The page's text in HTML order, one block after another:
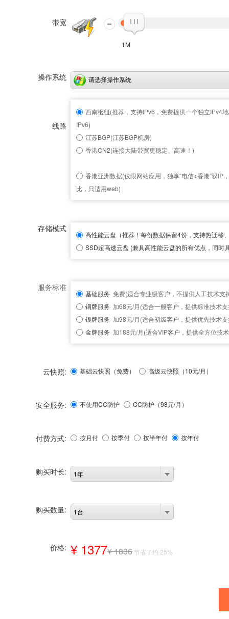
带宽
1M
操作系统 请选择操作系统
线路
西南枢纽(推荐，支持IPv6，免费提供一个独立IPv4
IPv6)
江苏BGP(江苏BGP机房)
香港CN2(连接大陆带宽更稳定、高速！)
香港亚洲数据(仅限网站应用，独享“电信+香港”双IP
比，只适用web)
存储模式
高性能云盘 （推荐！每份数据保留4份，支持热迁移
SSD超高速云盘 (兼具高性能云盘的所有优点，同时
服务标准
基础服务 免费(适合专业级客户，不提供人工技术支
铜牌服务 加68元/月(适合一般客户，提供标准技术
银牌服务 加98元/月(适合初级客户，提供优先技术
金牌服务 加188元/月(适合VIP客户，提供全方位技
云快照: 基础云快照（免费） 高级云快照（10元/月）
安全服务: 不使用CC防护 CC防护（98元/月）
付费方式: 按月付 按季付 按半年付 按年付
购买时长: 1年
购买数量: 1台
价格: ¥ 1377¥ 1836 节省了约 25%